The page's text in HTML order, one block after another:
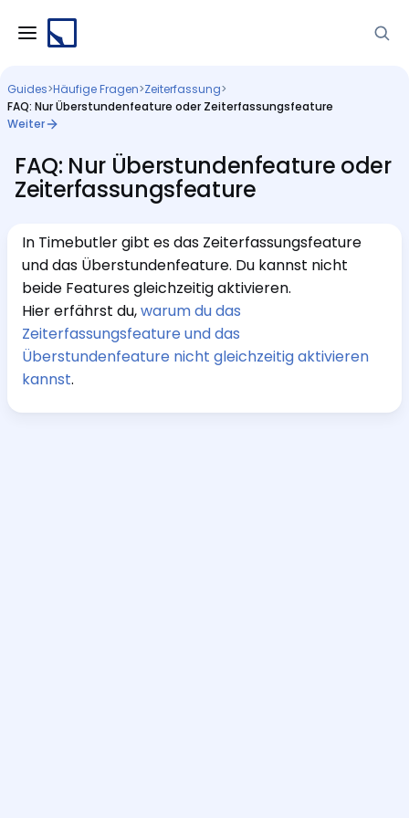
Guides>Häufige Fragen>Zeiterfassung>
FAQ: Nur Überstundenfeature oder Zeiterfassungsfeature
Weiter
FAQ: Nur Überstundenfeature oder
Zeiterfassungsfeature
In Timebutler gibt es das Zeiterfassungsfeature
und das Überstundenfeature. Du kannst nicht
beide Features gleichzeitig aktivieren.
Hier erfährst du,warum du das
Zeiterfassungsfeature und das
Überstundenfeature nicht gleichzeitig aktivieren
kannst.